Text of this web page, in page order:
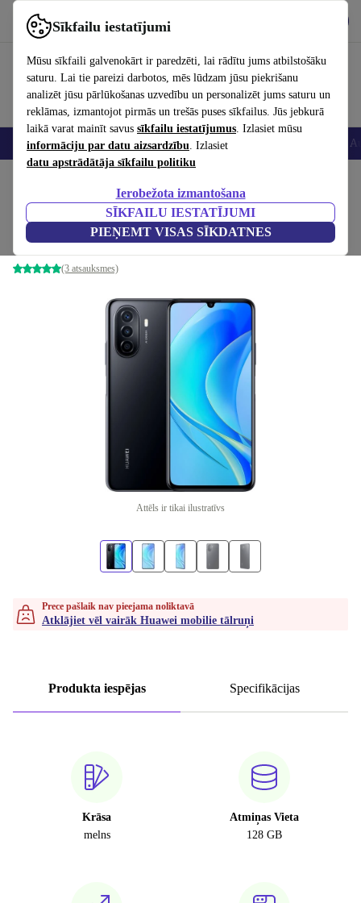
Sīkfailu iestatījumi
Mūsu sīkfaili galvenokārt ir paredzēti, lai rādītu jums atbilstošāku
saturu. Lai tie pareizi darbotos, mēs lūdzam jūsu piekrišanu
analizēt jūsu pārlūkošanas uzvedību un personalizēt jums saturu un
reklāmas, izmantojot pirmās un trešās puses sīkfailus. Jūs jebkurā
laikā varat mainīt savus sīkfailu iestatījumus. Izlasiet mūsu
informāciju par datu aizsardzību. Izlasiet
datu apstrādātāja sīkfailu politiku
Ierobežota izmantošana
SĪKFAILU IESTATĪJUMI
PIEŅEMT VISAS SĪKDATNES
Izmantojiet refurbed ātri un viegli
Viedtālruņi Portatīvie datori Planšetes Viedpulksteņi
Huawei Nova Y70
4 GB | 128 GB | Dual-SIM | Midnight Black
(3 atsauksmes)
Attēls ir tikai ilustratīvs
Prece pašlaik nav pieejama noliktavā
Atklājiet vēl vairāk Huawei mobilie tālruņi
Produkta iespējas Specifikācijas
Krāsa
melns
Atmiņas Vieta
128 GB